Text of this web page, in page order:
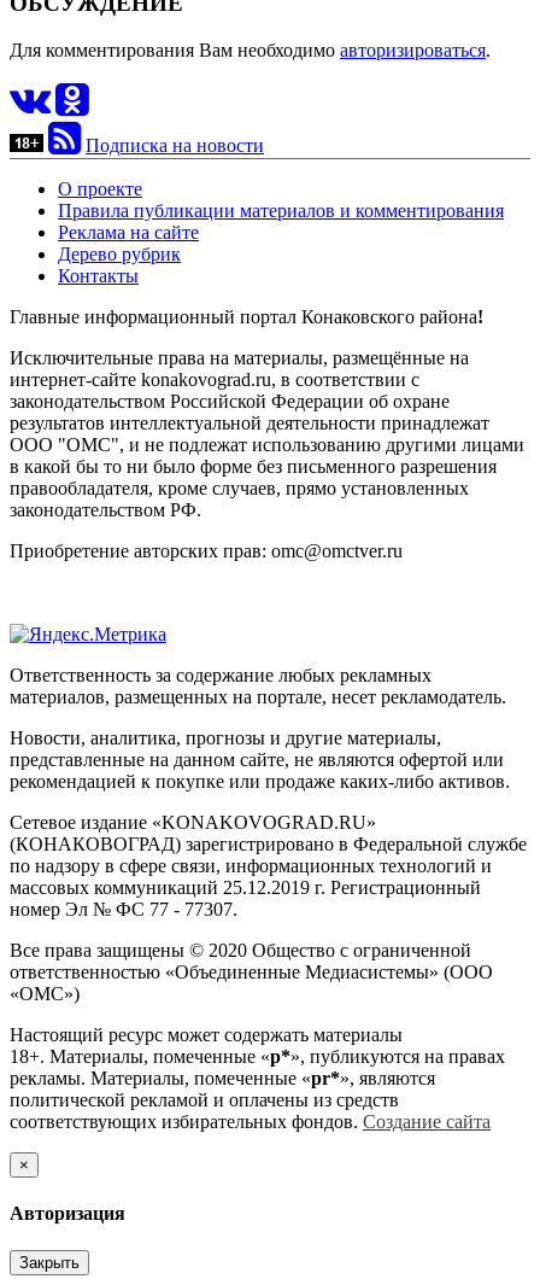
Для комментирования Вам необходимо авторизироваться.
Подписка на новости
О проекте
Правила публикации материалов и комментирования
Реклама на сайте
Дерево рубрик
Контакты
Главные информационный портал Конаковского района!
Исключительные права на материалы, размещённые на
интернет-сайте konakovograd.ru, в соответствии с
законодательством Российской Федерации об охране
результатов интеллектуальной деятельности принадлежат
ООО "ОМС", и не подлежат использованию другими лицами
в какой бы то ни было форме без письменного разрешения
правообладателя, кроме случаев, прямо установленных
законодательством РФ.
Приобретение авторских прав: omc@omctver.ru
Ответственность за содержание любых рекламных
материалов, размещенных на портале, несет рекламодатель.
Новости, аналитика, прогнозы и другие материалы,
представленные на данном сайте, не являются офертой или
рекомендацией к покупке или продаже каких-либо активов.
Сетевое издание «KONAKOVOGRAD.RU»
(КОНАКОВОГРАД) зарегистрировано в Федеральной службе
по надзору в сфере связи, информационных технологий и
массовых коммуникаций 25.12.2019 г. Регистрационный
номер Эл № ФС 77 - 77307.
Все права защищены © 2020 Общество с ограниченной
ответственностью «Объединенные Медиасистемы» (ООО
«ОМС»)
Настоящий ресурс может содержать материалы
18+. Материалы, помеченные «р*», публикуются на правах
рекламы. Материалы, помеченные «рr*», являются
политической рекламой и оплачены из средств
соответствующих избирательных фондов. Создание сайта
×
Авторизация
Закрыть